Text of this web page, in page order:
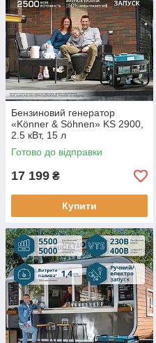
Бензиновий генератор
«Könner & Söhnen» KS 2900,
2.5 кВт, 15 л
Готово до відправки
17 199 ₴
Купити